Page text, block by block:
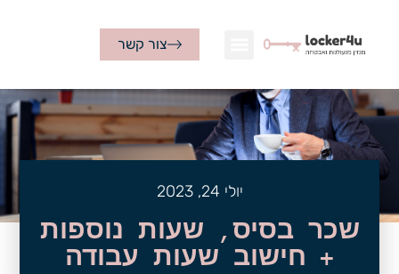
צור קשר
יולי 24, 2023
שכר בסיס, שעות נוספות
+ חישוב שעות עבודה